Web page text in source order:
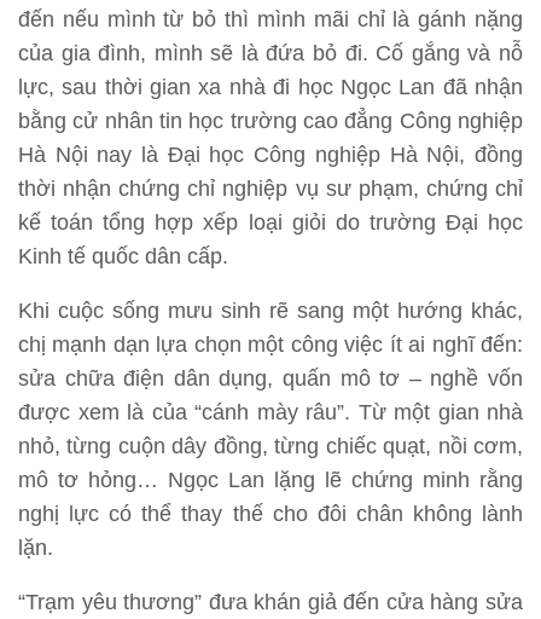
đến nếu mình từ bỏ thì mình mãi chỉ là gánh nặng
của gia đình, mình sẽ là đứa bỏ đi. Cố gắng và nỗ
lực, sau thời gian xa nhà đi học Ngọc Lan đã nhận
bằng cử nhân tin học trường cao đẳng Công nghiệp
Hà Nội nay là Đại học Công nghiệp Hà Nội, đồng
thời nhận chứng chỉ nghiệp vụ sư phạm, chứng chỉ
kế toán tổng hợp xếp loại giỏi do trường Đại học
Kinh tế quốc dân cấp.
Khi cuộc sống mưu sinh rẽ sang một hướng khác,
chị mạnh dạn lựa chọn một công việc ít ai nghĩ đến:
sửa chữa điện dân dụng, quấn mô tơ – nghề vốn
được xem là của “cánh mày râu”. Từ một gian nhà
nhỏ, từng cuộn dây đồng, từng chiếc quạt, nồi cơm,
mô tơ hỏng… Ngọc Lan lặng lẽ chứng minh rằng
nghị lực có thể thay thế cho đôi chân không lành
lặn.
“Trạm yêu thương” đưa khán giả đến cửa hàng sửa